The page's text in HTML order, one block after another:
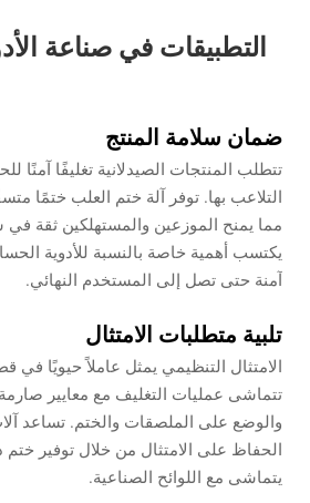
التطبيقات في صناعة
ضمان سلامة المنتج
تتطلب المنتجات الصيدلانية تغليفًا آمنًا
التلاعب بها. توفر آلة ختم العلب ختمًا
مما يمنح الموزعين والمستهلكين ثقة في
يكتسب أهمية خاصة بالنسبة للأدوية
آمنة حتى تصل إلى المستخدم النهائي.
تلبية متطلبات الامتثال
الامتثال التنظيمي يمثل عاملاً حيويًا
تتماشى عمليات التغليف مع معايير صارمة
والوضع على الملصقات والختم. تساعد
الحفاظ على الامتثال من خلال توفير ختم
يتماشى مع اللوائح الصناعية.